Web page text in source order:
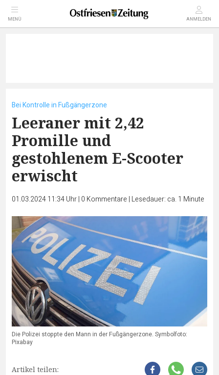
MENÜ ANMELDEN
Bei Kontrolle in Fußgängerzone
Leeraner mit 2,42
Promille und
gestohlenem E-Scooter
erwischt
01.03.2024 11:34 Uhr| 0 Kommentare | Lesedauer: ca. 1 Minute
Die Polizei stoppte den Mann in der Fußgängerzone. Symbolfoto:
Pixabay
Artikel teilen: